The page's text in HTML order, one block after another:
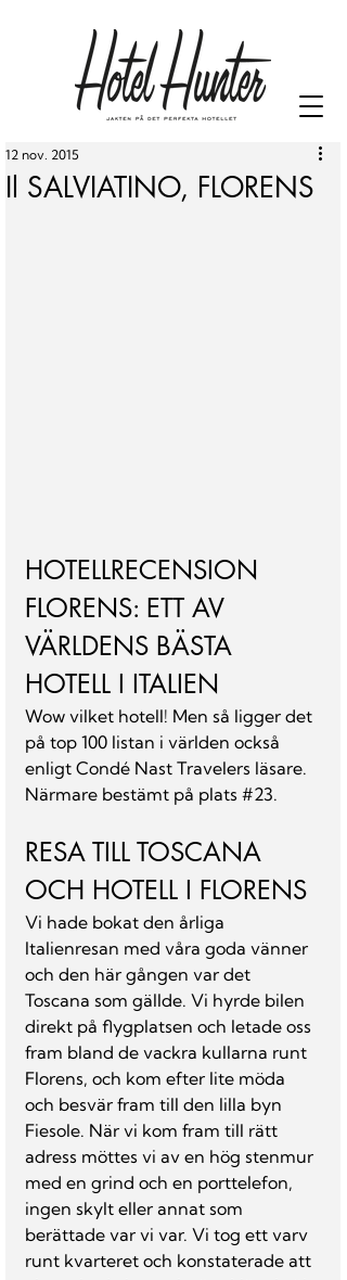
Il SALVIATINO, FLORENS
12 nov. 2015
HOTELLRECENSION
FLORENS: ETT AV
VÄRLDENS BÄSTA
HOTELL I ITALIEN
Wow vilket hotell! Men så ligger det
på top 100 listan i världen också
enligt Condé Nast Travelers läsare.
Närmare bestämt på plats #23.
RESA TILL TOSCANA
OCH HOTELL I FLORENS
Vi hade bokat den årliga
Italienresan med våra goda vänner
och den här gången var det
Toscana som gällde. Vi hyrde bilen
direkt på flygplatsen och letade oss
fram bland de vackra kullarna runt
Florens, och kom efter lite möda
och besvär fram till den lilla byn
Fiesole. När vi kom fram till rätt
adress möttes vi av en hög stenmur
med en grind och en porttelefon,
ingen skylt eller annat som
berättade var vi var. Vi tog ett varv
runt kvarteret och konstaterade att